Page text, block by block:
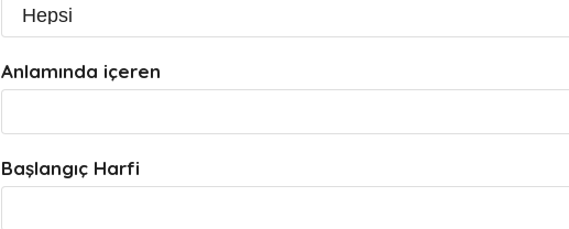
Anlamında içeren
Başlangıç Harfi